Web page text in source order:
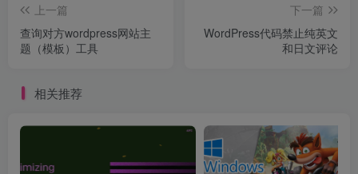
上一篇
查询对方wordpress网站主
题（模板）工具
下一篇
WordPress代码禁止纯英文
和日文评论
相关推荐